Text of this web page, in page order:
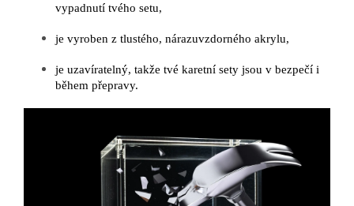
vypadnutí tvého setu,
je vyroben z tlustého, nárazuvzdorného akrylu,
je uzavíratelný, takže tvé karetní sety jsou v bezpečí i
během přepravy.